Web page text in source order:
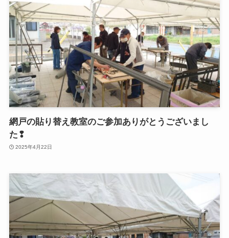
網戸の貼り替え教室のご参加ありがとうございまし
た❢
2025年4月22日